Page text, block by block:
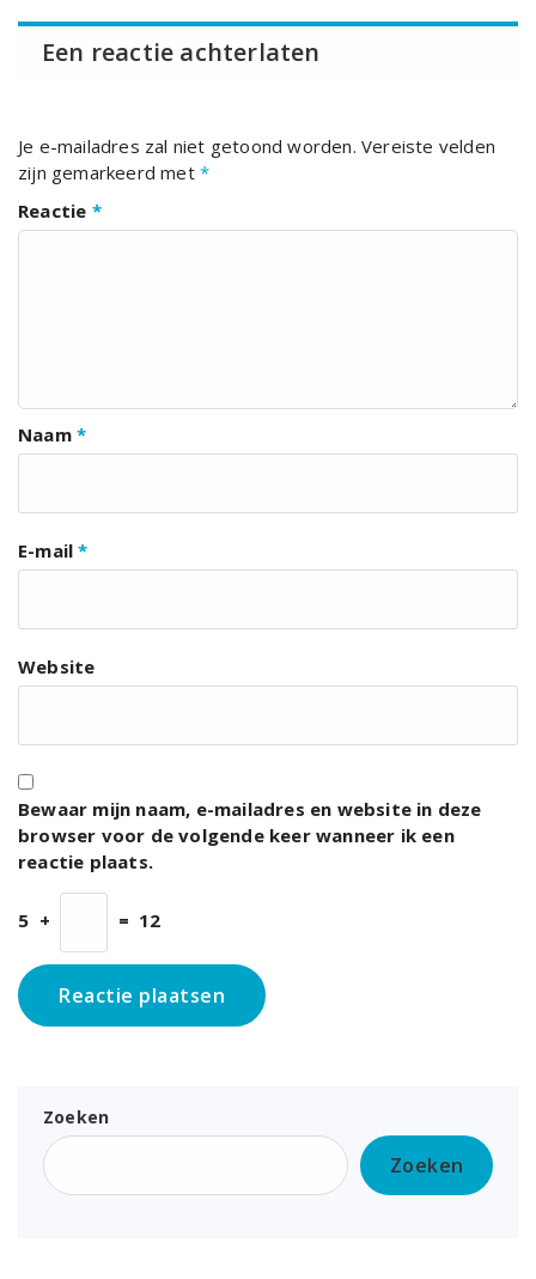
Een reactie achterlaten
Je e-mailadres zal niet getoond worden. Vereiste velden
zijn gemarkeerd met *
Reactie *
Naam *
E-mail*
Website
Bewaar mijn naam, e-mailadres en website in deze
browser voor de volgende keer wanneer ik een
reactie plaats.
5 + = 12
Zoeken
Zoeken